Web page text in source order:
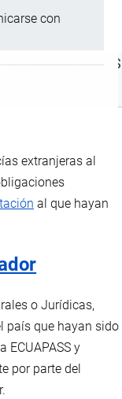
con
DE CONTENIDOS
extranjeras al
al que hayan
o Jurídicas,
país que hayan sido
ECUAPASS y
por parte del